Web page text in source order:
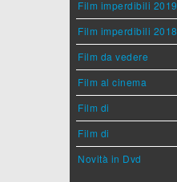
Film imperdibili 2019
Film imperdibili 2018
Film da vedere
Film al cinema
Film di
Film di
Novità in Dvd